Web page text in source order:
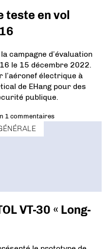
teste en vol
campagne d’évaluation
le 15 décembre 2022.
l’aéronef électrique à
de EHang pour des
publique.
1 commentaires
VT-30 « Long-